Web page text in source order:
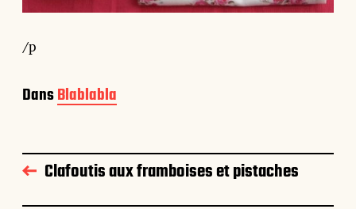
/p
DansBlablabla
Clafoutis aux framboises et pistaches